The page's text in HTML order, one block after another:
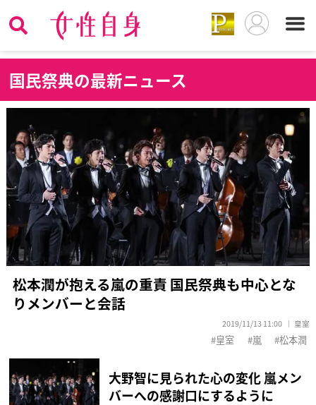
国民祭典の最新ニュース
松本潤が抱える嵐の重責 国民祭典も中心とな
りメンバーと会話
2019/11/13 11:00 皇室
皇室 嵐 松本潤
大野智に見られた心の変化 嵐メン
バーへの感謝口にするように